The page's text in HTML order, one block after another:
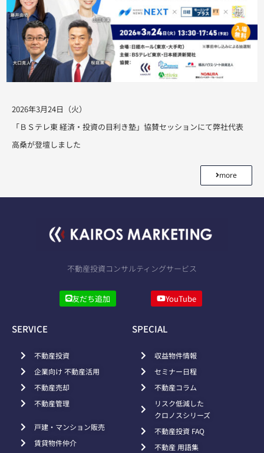
2026年3月24日（火）
「ＢＳテレ東 経済・投資の目利き塾」協賛セッションにて弊社代表
高桑が登壇しました
more
不動産投資コンサルティングサービス
友だち追加 YouTube
SERVICE
不動産投資
企業向け 不動産活用
不動産売却
不動産管理
戸建・マンション販売
賃貸物件仲介
SPECIAL
収益物件情報
セミナー日程
不動産コラム
リスク低減した
クロノスシリーズ
不動産投資 FAQ
不動産 用語集